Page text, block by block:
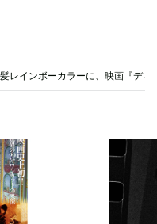
レインボーカラーに、映画『ディ